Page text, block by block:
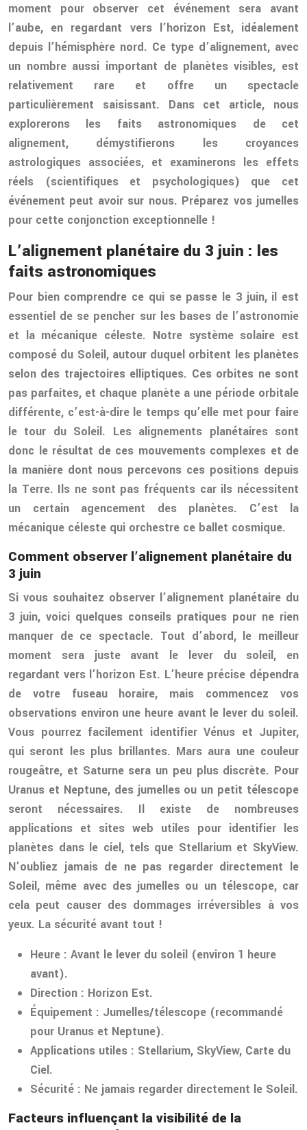
moment pour observer cet événement sera avant
l’aube, en regardant vers l’horizon Est, idéalement
depuis l’hémisphère nord. Ce type d’alignement, avec
un nombre aussi important de planètes visibles, est
relativement rare et offre un spectacle
particulièrement saisissant. Dans cet article, nous
explorerons les faits astronomiques de cet
alignement, démystifierons les croyances
astrologiques associées, et examinerons les effets
réels (scientifiques et psychologiques) que cet
événement peut avoir sur nous. Préparez vos jumelles
pour cette conjonction exceptionnelle !
L’alignement planétaire du 3 juin : les
faits astronomiques
Pour bien comprendre ce qui se passe le 3 juin, il est
essentiel de se pencher sur les bases de l’astronomie
et la mécanique céleste. Notre système solaire est
composé du Soleil, autour duquel orbitent les planètes
selon des trajectoires elliptiques. Ces orbites ne sont
pas parfaites, et chaque planète a une période orbitale
différente, c’est-à-dire le temps qu’elle met pour faire
le tour du Soleil. Les alignements planétaires sont
donc le résultat de ces mouvements complexes et de
la manière dont nous percevons ces positions depuis
la Terre. Ils ne sont pas fréquents car ils nécessitent
un certain agencement des planètes. C’est la
mécanique céleste qui orchestre ce ballet cosmique.
Comment observer l’alignement planétaire du
3 juin
Si vous souhaitez observer l’alignement planétaire du
3 juin, voici quelques conseils pratiques pour ne rien
manquer de ce spectacle. Tout d’abord, le meilleur
moment sera juste avant le lever du soleil, en
regardant vers l’horizon Est. L’heure précise dépendra
de votre fuseau horaire, mais commencez vos
observations environ une heure avant le lever du soleil.
Vous pourrez facilement identifier Vénus et Jupiter,
qui seront les plus brillantes. Mars aura une couleur
rougeâtre, et Saturne sera un peu plus discrète. Pour
Uranus et Neptune, des jumelles ou un petit télescope
seront nécessaires. Il existe de nombreuses
applications et sites web utiles pour identifier les
planètes dans le ciel, tels que Stellarium et SkyView.
N’oubliez jamais de ne pas regarder directement le
Soleil, même avec des jumelles ou un télescope, car
cela peut causer des dommages irréversibles à vos
yeux. La sécurité avant tout !
Heure : Avant le lever du soleil (environ 1 heure
avant).
Direction : Horizon Est.
Équipement : Jumelles/télescope (recommandé
pour Uranus et Neptune).
Applications utiles : Stellarium, SkyView, Carte du
Ciel.
Sécurité : Ne jamais regarder directement le Soleil.
Facteurs influençant la visibilité de la